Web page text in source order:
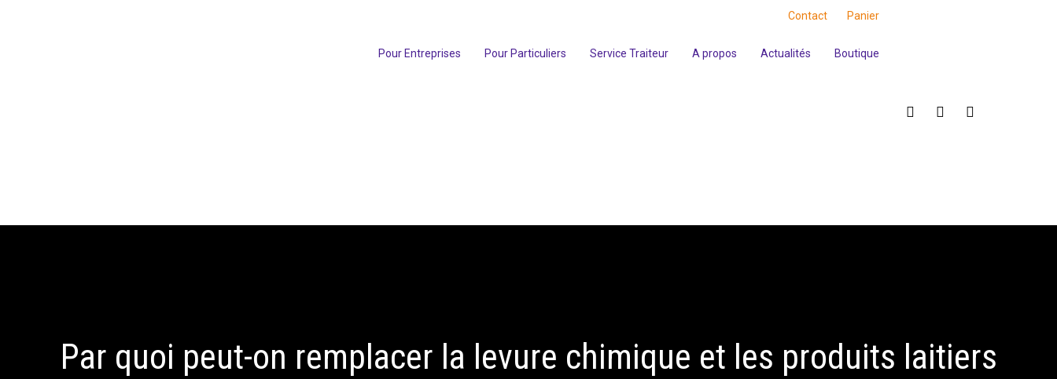
Contact Panier
Pour Entreprises Pour Particuliers Service Traiteur A propos Actualités Boutique
Par quoi peut-on remplacer la levure chimique et les produits laitiers